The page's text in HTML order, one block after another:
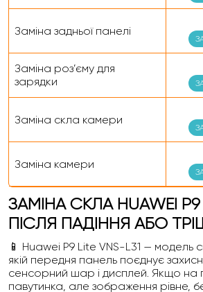
Заміна задньої панелі
Заміна роз’єму для
зарядки
Заміна скла камери
Заміна камери
ЗАМІНА СКЛА HUAWEI P9
ПІСЛЯ ПАДІННЯ АБО
📱 Huawei P9 Lite VNS-L31 — модель
якій передня панель поєднує
сенсорний шар і дисплей. Якщо на
павутинка, але зображення рівне,